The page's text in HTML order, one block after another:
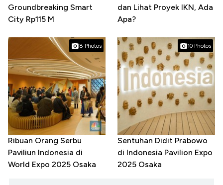
Groundbreaking Smart
City Rp115 M
dan Lihat Proyek IKN, Ada
Apa?
8 Photos
Ribuan Orang Serbu
Paviliun Indonesia di
World Expo 2025 Osaka
10 Photos
Sentuhan Didit Prabowo
di Indonesia Pavilion Expo
2025 Osaka